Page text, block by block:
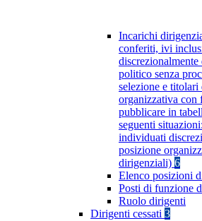
Incarichi
conferiti, ivi
politico senza
selezione e
organizzativa con
pubblicare in
seguenti
individuati
posizione
dirigenziali) 6
Elenco posizioni
Posti di funzione
Ruolo dirigenti
Dirigenti cessati 3